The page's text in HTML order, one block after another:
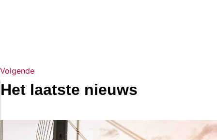
Volgende
Het laatste nieuws